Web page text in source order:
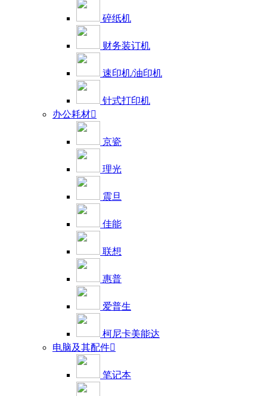
碎纸机
财务装订机
速印机/油印机
针式打印机
办公耗材
京瓷
理光
震旦
佳能
联想
惠普
爱普生
柯尼卡美能达
电脑及其配件
笔记本